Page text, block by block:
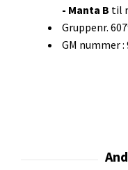
- Manta B til
Gruppenr.
GM nummer :